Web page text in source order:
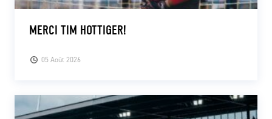
05 Août 2026
MERCI TIM HOTTIGER!